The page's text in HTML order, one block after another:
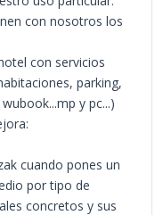
con nosotros los
con servicios
parking,
y pc...)
cuando pones un
por tipo de
concretos y sus